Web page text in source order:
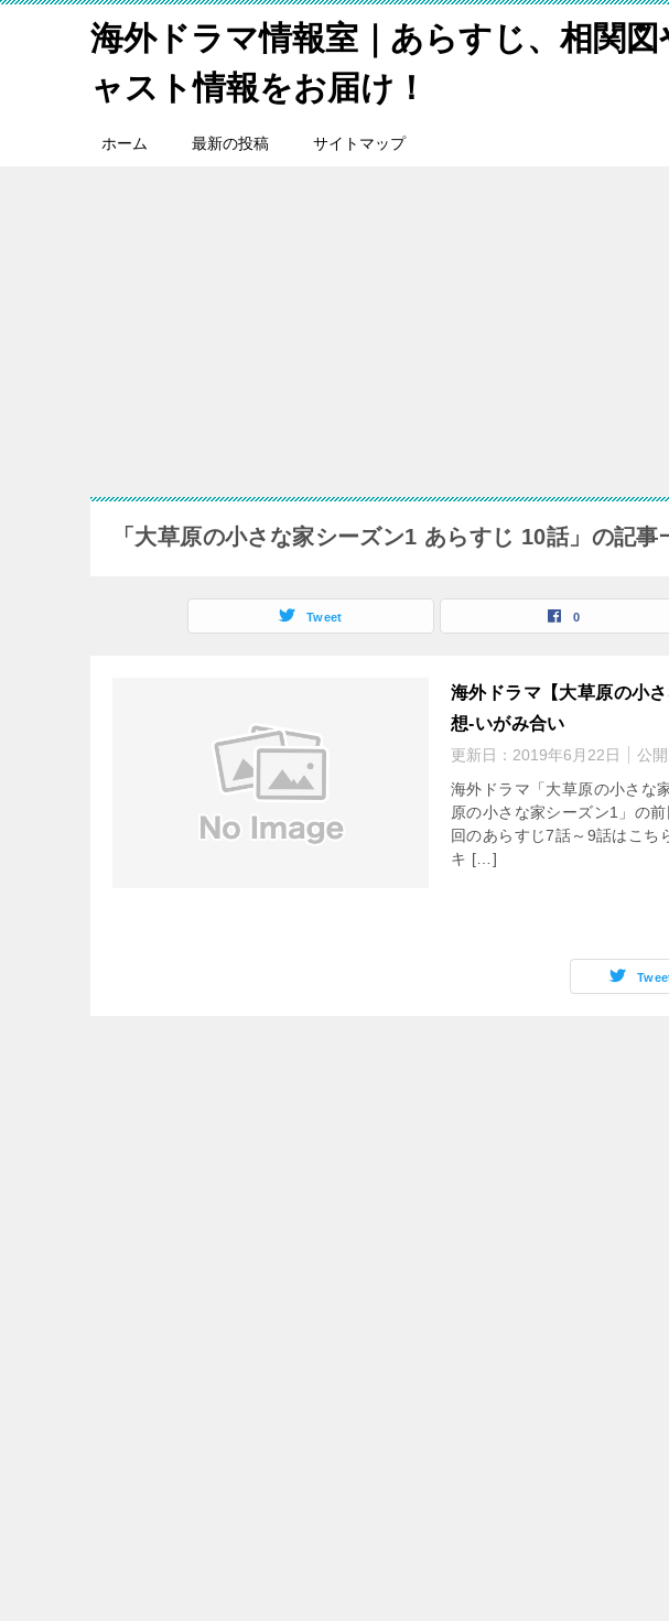
海外ドラマ情報室｜あらすじ、相関図
ャスト情報をお届け！
ホーム 最新の投稿 サイトマップ
「大草原の小さな家シーズン1 あらすじ 10話」の記事
Tweet 0
海外ドラマ【大草原の小
想-いがみ合い
更新日： 2019年6月22日 公開
海外ドラマ「大草原の小さな
原の小さな家シーズン1」の
回のあらすじ7話～9話はこち
キ […]